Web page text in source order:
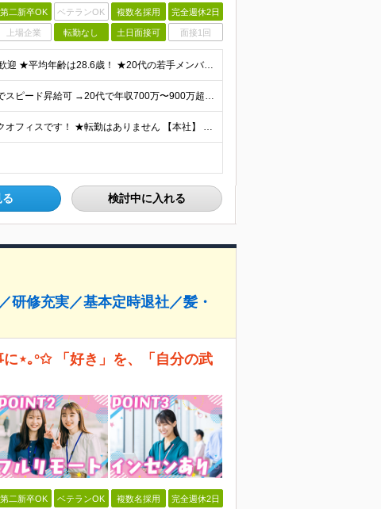
第二新卒OK ベテランOK 複数名採用 完全週休2日
上場企業 転勤なし 土日面接可 面接1回
★未経験・第二新卒、オフィスワークデビュー大歓迎 ★平均年齢は28.6歳！ ★20代の若手メンバーが中心になって活躍している職場です！ ●学歴不問 ※35歳以下の方（若年層の長期キャリア形成） ★こ
【業界でも珍しい、年4回の賞与！】 ★成果次第でスピード昇給可 →20代で年収700万〜900万超も！ ■未経験：月給26〜30万円＋賞与年4回（業績による）＋各種手当 ※経験・スキルを考慮して決定
★各線「渋谷駅」より徒歩5分 ★最新ランドマークオフィスです！ ★転勤はありません 【本社】 東京都渋谷区道玄坂2-25-12 道玄坂通 dogenzaka-dori 5階 ※(変更の範囲)上記を除
検討中に入れる
修充実／基本定時退社／髪・
に⋆｡°✩ 「好き」を、「自分の武
第二新卒OK ベテランOK 複数名採用 完全週休2日